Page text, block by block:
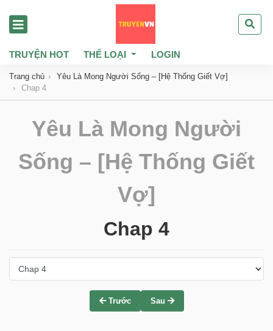
TRUYỆN HOT THỂ LOẠI LOGIN
Trang chủ
Yêu Là Mong Người Sống – [Hệ Thống Giết Vợ]
Chap 4
Yêu Là Mong Người
Sống – [Hệ Thống Giết
Vợ]
Chap 4
Trước Sau